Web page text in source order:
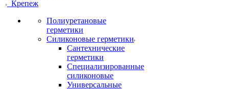
Крепеж
Полиуретановые
герметики
Силиконовые герметики
Сантехнические
герметики
Специализированные
силиконовые
Универсальные